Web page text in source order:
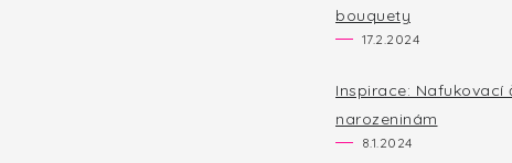
bouquety
17.2.2024
Inspirace: Nafukovací
narozeninám
8.1.2024